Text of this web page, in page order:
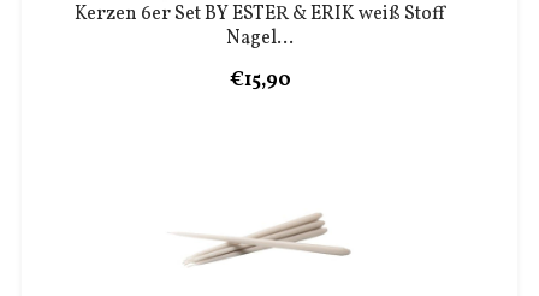
Kerzen 6er Set BY ESTER & ERIK weiß Stoff
Nagel...
€15,90